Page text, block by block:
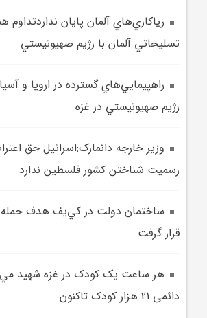
رياکاري‌هاي آلمان پايان نداردتداوم
تسليحاتي آلمان با رژيم صهيونيستي
راهپيمايي‌هاي گسترده در اروپا و
رژيم صهيونيستي در غزه
وزير خارجه دانمارک:اسرائيل حق
رسميت شناختن کشور فلسطين ندارد
ساختمان دولت در کي‌يف هدف حمله
قرار گرفت
هر ساعت يک کودک در غزه شهيد
دائمي 21 هزار کودک تاکنون